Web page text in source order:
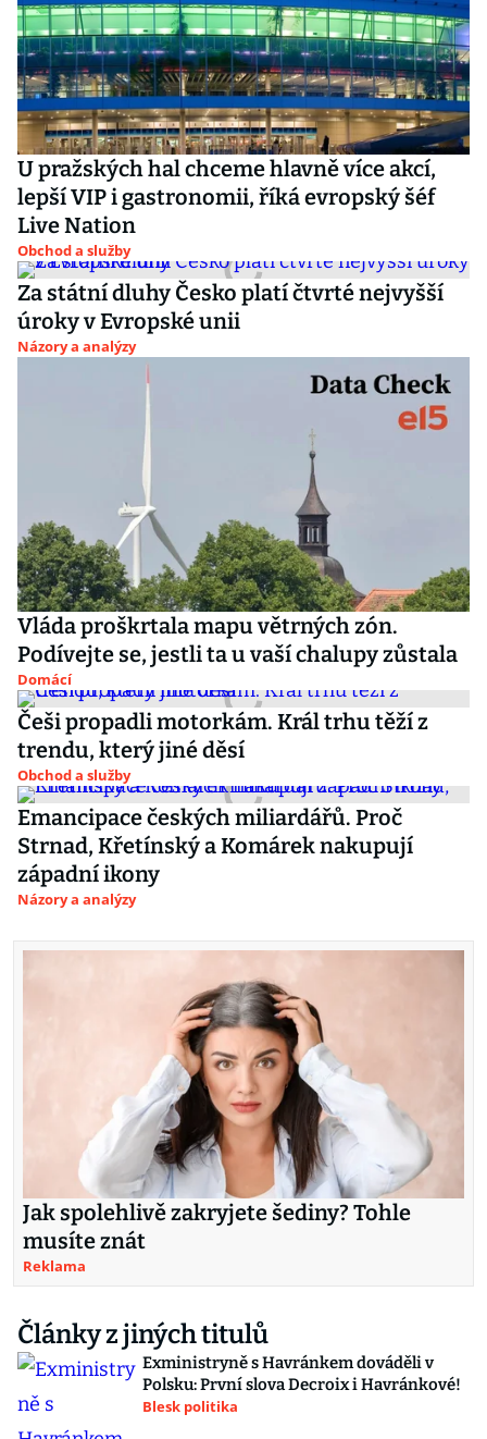
U pražských hal chceme hlavně více akcí,
lepší VIP i gastronomii, říká evropský šéf
Live Nation
Obchod a služby
Za státní dluhy Česko platí čtvrté nejvyšší
úroky v Evropské unii
Názory a analýzy
Vláda proškrtala mapu větrných zón.
Podívejte se, jestli ta u vaší chalupy zůstala
Domácí
Češi propadli motorkám. Král trhu těží z
trendu, který jiné děsí
Obchod a služby
Emancipace českých miliardářů. Proč
Strnad, Křetínský a Komárek nakupují
západní ikony
Názory a analýzy
Jak spolehlivě zakryjete šediny? Tohle
musíte znát
Reklama
Články z jiných titulů
Exministryně s Havránkem dováděli v
Polsku: První slova Decroix i Havránkové!
Blesk politika